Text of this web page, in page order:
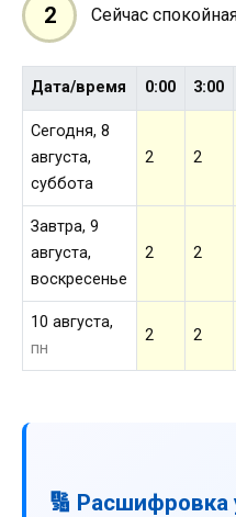
2 Сейчас
Дата/время 0:00 3:00
Сегодня, 8
августа,
суббота
2 2
Завтра, 9
августа,
воскресенье
2 2
10 августа,
пн
2 2
🔢 Расшифровка